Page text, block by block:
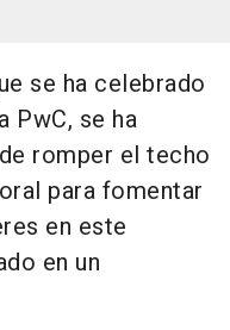
se ha celebrado
PwC, se ha
romper el techo
para fomentar
en este
en un